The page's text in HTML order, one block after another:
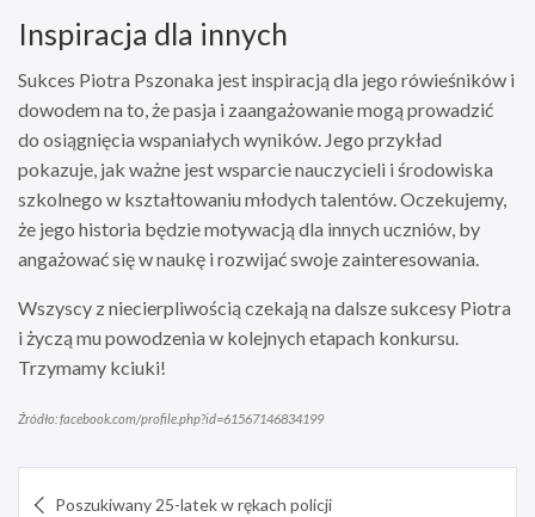
Inspiracja dla innych
Sukces Piotra Pszonaka jest inspiracją dla jego rówieśników i
dowodem na to, że pasja i zaangażowanie mogą prowadzić
do osiągnięcia wspaniałych wyników. Jego przykład
pokazuje, jak ważne jest wsparcie nauczycieli i środowiska
szkolnego w kształtowaniu młodych talentów. Oczekujemy,
że jego historia będzie motywacją dla innych uczniów, by
angażować się w naukę i rozwijać swoje zainteresowania.
Wszyscy z niecierpliwością czekają na dalsze sukcesy Piotra
i życzą mu powodzenia w kolejnych etapach konkursu.
Trzymamy kciuki!
Źródło: facebook.com/profile.php?id=61567146834199
Poszukiwany 25-latek w rękach policji